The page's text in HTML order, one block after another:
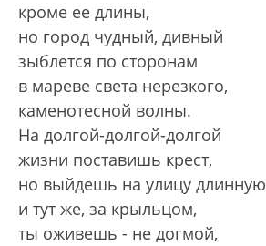
кроме ее длины,
но город чудный, дивный
зыблется по сторонам
в мареве света нерезкого,
каменотесной волны.
На долгой-долгой-долгой
жизни поставишь крест,
но выйдешь на улицу длинную
и тут же, за крыльцом,
ты оживешь - не догмой,